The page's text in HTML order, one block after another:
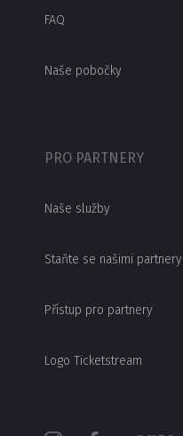
FAQ
Naše pobočky
PRO PARTNERY
Naše služby
Staňte se našimi partnery
Přístup pro partnery
Logo Ticketstream